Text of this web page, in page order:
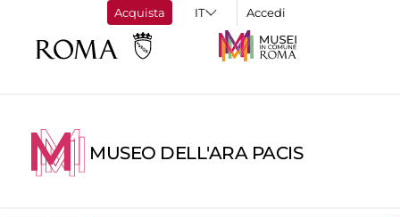
Acquista Accedi
MUSEO DELL'ARA PACIS